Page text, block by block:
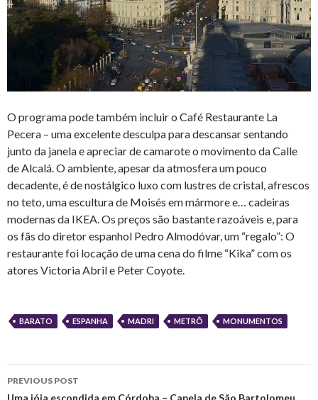
O programa pode também incluir o Café Restaurante La
Pecera – uma excelente desculpa para descansar sentando
junto da janela e apreciar de camarote o movimento da Calle
de Alcalá. O ambiente, apesar da atmosfera um pouco
decadente, é de nostálgico luxo com lustres de cristal, afrescos
no teto, uma escultura de Moisés em mármore e… cadeiras
modernas da IKEA. Os preços são bastante razoáveis e, para
os fãs do diretor espanhol Pedro Almodóvar, um “regalo”: O
restaurante foi locação de uma cena do filme “Kika” com os
atores Victoria Abril e Peter Coyote.
BARATO ESPANHA MADRI METRÔ MONUMENTOS
Post
PREVIOUS POST